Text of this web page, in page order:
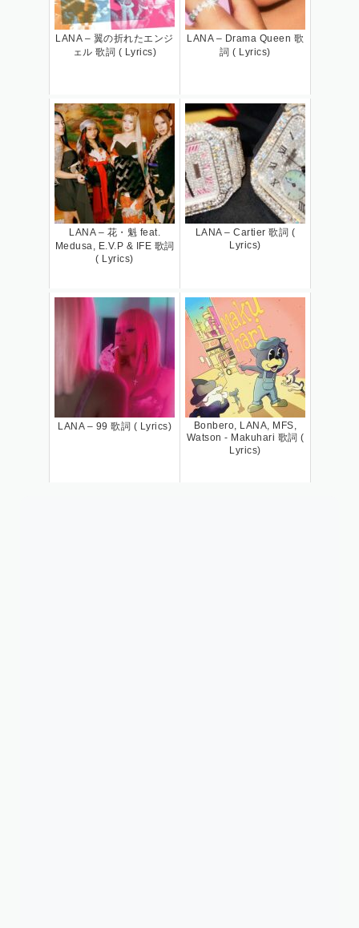
LANA – 翼の折れたエンジ
ェル 歌詞 ( Lyrics)
LANA – Drama Queen 歌
詞 ( Lyrics)
LANA – 花・魁 feat.
Medusa, E.V.P & IFE 歌詞
( Lyrics)
LANA – Cartier 歌詞 (
Lyrics)
LANA – 99 歌詞 ( Lyrics)
Bonbero, LANA, MFS,
Watson - Makuhari 歌詞 (
Lyrics)